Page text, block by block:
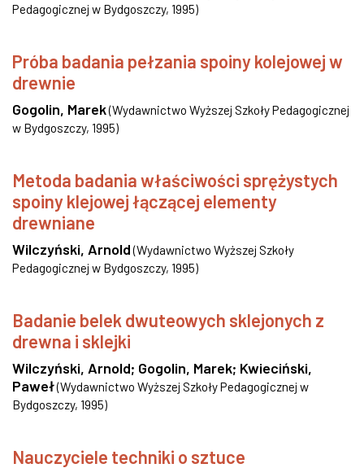
Pedagogicznej w Bydgoszczy, 1995)
Próba badania pełzania spoiny kolejowej w
drewnie
Gogolin, Marek(Wydawnictwo Wyższej Szkoły Pedagogicznej
w Bydgoszczy, 1995)
Metoda badania właściwości sprężystych
spoiny klejowej łączącej elementy
drewniane
Wilczyński, Arnold (Wydawnictwo Wyższej Szkoły
Pedagogicznej w Bydgoszczy, 1995)
Badanie belek dwuteowych sklejonych z
drewna i sklejki
Wilczyński, Arnold; Gogolin, Marek; Kwieciński,
Paweł(Wydawnictwo Wyższej Szkoły Pedagogicznej w
Bydgoszczy, 1995)
Nauczyciele techniki o sztuce